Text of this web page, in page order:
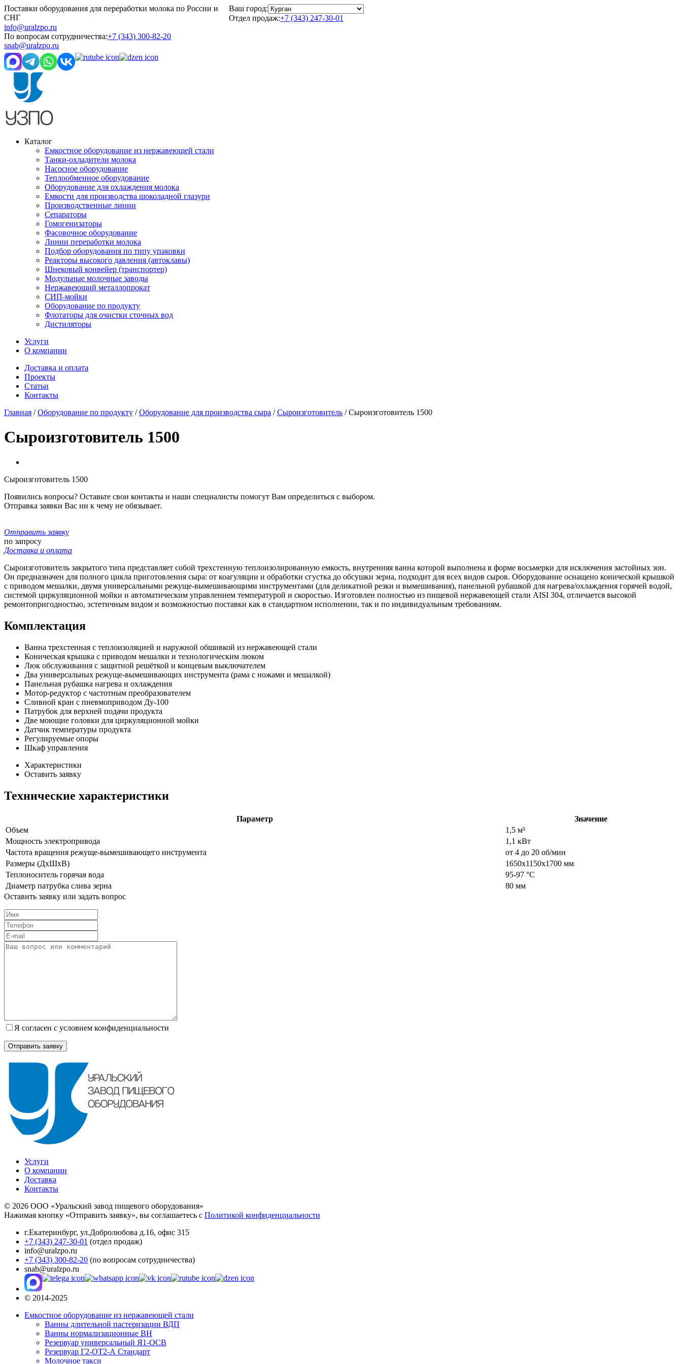
Поставки оборудования для переработки молока по России и
СНГ
Ваш город:
Отдел продаж:+7 (343) 247-30-01
info@uralzpo.ru
По вопросам сотрудничества:+7 (343) 300-82-20
snab@uralzpo.ru
Каталог
Емкостное оборудование из нержавеющей стали
Танки-охладители молока
Насосное оборудование
Теплообменное оборудование
Оборудование для охлаждения молока
Емкости для производства шоколадной глазури
Производственные линии
Сепараторы
Гомогенизаторы
Фасовочное оборудование
Линии переработки молока
Подбор оборудования по типу упаковки
Реакторы высокого давления (автоклавы)
Шнековый конвейер (транспортер)
Модульные молочные заводы
Нержавеющий металлопрокат
СИП-мойки
Оборудование по продукту
Флотаторы для очистки сточных вод
Дистиляторы
Услуги
О компании
Доставка и оплата
Проекты
Статьи
Контакты
Главная /Оборудование по продукту /Оборудование для производства сыра /Сыроизготовитель /Сыроизготовитель 1500
Сыроизготовитель 1500
Сыроизготовитель 1500
Появились вопросы? Оставьте свои контакты и наши специалисты помогут Вам определиться с выбором.
Отправка заявки Вас ни к чему не обязывает.
Отправить заявку
по запросу
Доставка и оплата
Сыроизготовитель закрытого типа представляет собой трехстенную теплоизолированную емкость, внутренняя ванна которой выполнена в форме восьмерки для исключения застойных зон.
Он предназначен для полного цикла приготовления сыра: от коагуляции и обработки сгустка до обсушки зерна, подходит для всех видов сыров. Оборудование оснащено конической крышкой
с приводом мешалки, двумя универсальными режуще-вымешивающими инструментами (для деликатной резки и вымешивания), панельной рубашкой для нагрева/охлаждения горячей водой,
системой циркуляционной мойки и автоматическим управлением температурой и скоростью. Изготовлен полностью из пищевой нержавеющей стали AISI 304, отличается высокой
ремонтопригодностью, эстетичным видом и возможностью поставки как в стандартном исполнении, так и по индивидуальным требованиям.
Комплектация
Ванна трехстенная с теплоизоляцией и наружной обшивкой из нержавеющей стали
Коническая крышка с приводом мешалки и технологическим люком
Люк обслуживания с защитной решёткой и концевым выключателем
Два универсальных режуще-вымешивающих инструмента (рама с ножами и мешалкой)
Панельная рубашка нагрева и охлаждения
Мотор-редуктор с частотным преобразователем
Сливной кран с пневмоприводом Ду-100
Патрубок для верхней подачи продукта
Две моющие головки для циркуляционной мойки
Датчик температуры продукта
Регулируемые опоры
Шкаф управления
Характеристики
Оставить заявку
Технические характеристики
Параметр
Значение
Объем
1,5 м³
Мощность электропривода
1,1 кВт
Частота вращения режуще-вымешивающего инструмента
от 4 до 20 об/мин
Размеры (ДхШхВ)
1650х1150х1700 мм
Теплоноситель горячая вода
95-97 °C
Диаметр патрубка слива зерна
80 мм
Оставить заявку или задать вопрос
Я согласен с условием конфиденциальности
Услуги
О компании
Доставка
Контакты
© 2026 ООО «Уральский завод пищевого оборудования»
Нажимая кнопку «Отправить заявку», вы соглашаетесь с Политикой конфиденциальности
г.Екатеринбург, ул.Добролюбова д.16, офис 315
+7 (343) 247-30-01 (отдел продаж)
info@uralzpo.ru
+7 (343) 300-82-20 (по вопросам сотрудничества)
snab@uralzpo.ru
© 2014-2025
Емкостное оборудование из нержавеющей стали
Ванны длительной пастеризации ВДП
Ванны нормализационные ВН
Резервуар универсальный Я1-ОСВ
Резервуар Г2-ОТ2-А Стандарт
Молочное такси